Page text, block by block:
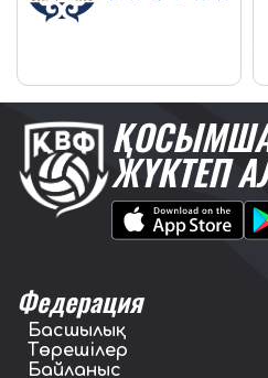
ЖҮКТЕП
Федерация
Басшылық
Төрешілер
Байланыс